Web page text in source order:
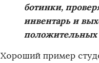
ботинки,
инвентарь и
Хороший пример